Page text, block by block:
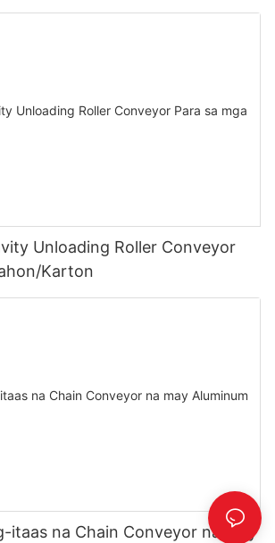
Unloading Roller Conveyor
Karton
itaas na Chain Conveyor na may